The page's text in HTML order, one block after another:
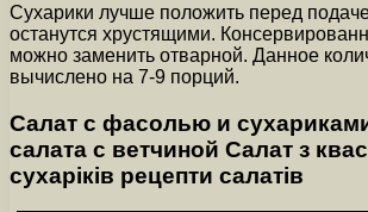
Сухарики лучше положить перед
останутся хрустящими.
можно заменить отварной. Данное
вычислено на 7-9 порций.
Салат с фасолью и
салата с ветчиной Салат з
сухаріків рецепти салатів